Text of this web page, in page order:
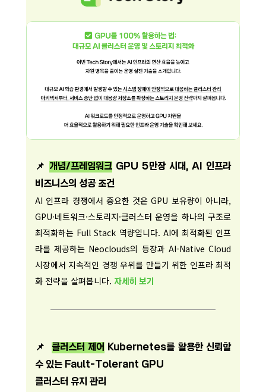
📌 개념/프레임워크 GPU 5만장 시대, AI 인프라
비즈니스의 성공 조건
AI 인프라 경쟁에서 중요한 것은 GPU 보유량이 아니라,
GPU·네트워크·스토리지·클러스터 운영을 하나의 구조로
최적화하는 Full Stack 역량입니다. AI에 최적화된 인프
라를 제공하는 Neoclouds의 등장과 AI-Native Cloud
시장에서 지속적인 경쟁 우위를 만들기 위한 인프라 최적
화 전략을 살펴봅니다. 자세히 보기
📌 클러스터 제어 Kubernetes를 활용한 신뢰할
수 있는 Fault-Tolerant GPU
클러스터 유지 관리